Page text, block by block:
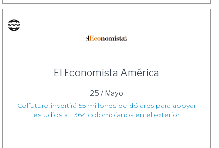
El Economista América
25 / Mayo
Colfuturo invertirá 55 millones de dólares para apoyar
estudios a 1.364 colombianos en el exterior